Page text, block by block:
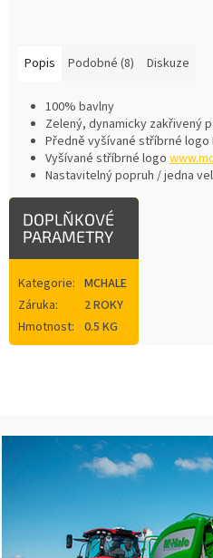
Popis Podobné (8) Diskuze
100% bavlny
Zelený, dynamicky zakřivený
Předně vyšívané stříbrné logo
Vyšívané stříbrné logo
Nastavitelný popruh / jedna
DOPLŇKOVÉ
PARAMETRY
Kategorie: MCHALE
Záruka:
2 ROKY
Hmotnost: 0.5 KG